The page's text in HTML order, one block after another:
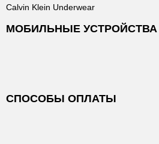
Calvin Klein Underwear
МОБИЛЬНЫЕ УСТРОЙСТВА
СПОСОБЫ ОПЛАТЫ